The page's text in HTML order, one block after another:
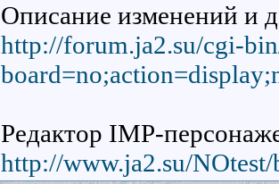
Описание изменений и
http://forum.ja2.su/cgi-
Редактор IMP-
http://www.ja2.su/